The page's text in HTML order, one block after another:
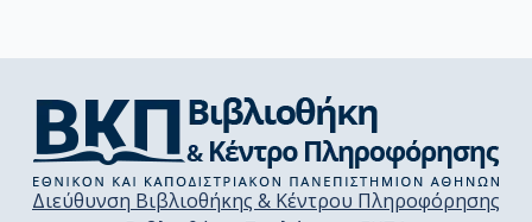
Διεύθυνση Βιβλιοθήκης & Κέντρου Πληροφόρησης